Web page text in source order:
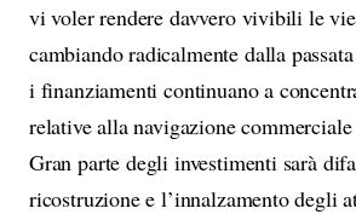
vi voler rendere davvero vivibili le vie
cambiando radicalmente dalla
i finanziamenti continuano a
relative alla navigazione
Gran parte degli investimenti sarà
ricostruzione e l’innalzamento degli